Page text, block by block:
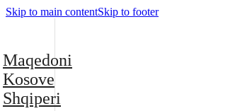
Skip to main contentSkip to footer
Maqedoni
Kosove
Shqiperi